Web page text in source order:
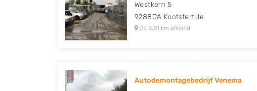
Westkern 5
9288CA Kootstertille
Op 8,81 km afstand
Autodemontagebedrijf Venema